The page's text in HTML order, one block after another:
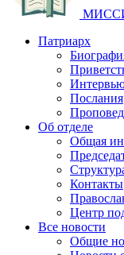
Патриарх
Послания
Об отделе
Общая
Контакты
Центр
Все новости
Общие